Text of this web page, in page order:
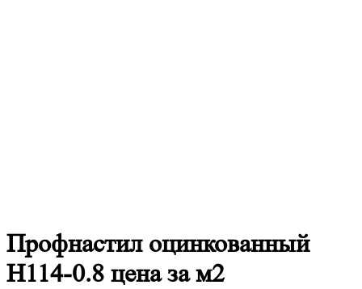
Профнастилоцинкованный
H114-0.8 цена за м2